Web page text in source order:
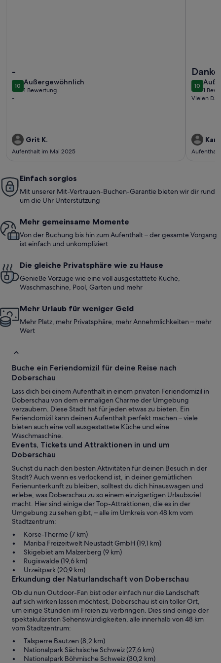
-
1010 von 10
Außergewöhnlich
außergewöhnlich
1 Bewertung
(1
-
Grit K.
Aufenthalt im Mai 2025
Danke
1010 von
1
(1
Vielen
Einfach sorglos
Mit unserer Mit-Vertrauen-Buchen-Garantie bieten wir dir rund
um die Uhr Unterstützung
Mehr gemeinsame Momente
Von der Buchung bis hin zum Aufenthalt – der gesamte Vorgang
ist einfach und unkompliziert
Die gleiche Privatsphäre wie zu Hause
Genieße Vorzüge wie eine voll ausgestattete Küche,
Waschmaschine, Pool, Garten und mehr
Mehr Urlaub für weniger Geld
Mehr Platz, mehr Privatsphäre, mehr Annehmlichkeiten – mehr
Wert
Buche ein Feriendomizil für deine Reise nach
Doberschau
Lass dich bei einem Aufenthalt in einem privaten Feriendomizil in
Doberschau von dem einmaligen Charme der Umgebung
verzaubern. Diese Stadt hat für jeden etwas zu bieten. Ein
Feriendomizil kann deinen Aufenthalt perfekt machen – viele
bieten auch eine voll ausgestattete Küche und eine
Waschmaschine.
Events, Tickets und Attraktionen in und um
Doberschau
Suchst du nach den besten Aktivitäten für deinen Besuch in der
Stadt? Auch wenn es verlockend ist, in deiner gemütlichen
Ferienunterkunft zu bleiben, solltest du dich hinauswagen und
erlebe, was Doberschau zu so einem einzigartigen Urlaubsziel
macht. Hier sind einige der Top-Attraktionen, die es in der
Umgebung zu sehen gibt, – alle im Umkreis von 48 km vom
Stadtzentrum:
Körse-Therme (7 km)
Mariba Freizeitwelt Neustadt GmbH (19,1 km)
Skigebiet am Malzerberg (9 km)
Rugiswalde (19,6 km)
Urzeitpark (20,9 km)
Erkundung der Naturlandschaft von Doberschau
Ob du nun Outdoor-Fan bist oder einfach nur die Landschaft
auf sich wirken lassen möchtest, Doberschau ist ein toller Ort,
um einige Stunden im Freien zu verbringen. Dies sind einige der
spektakulärsten Sehenswürdigkeiten, alle innerhalb von 48 km
vom Stadtzentrum:
Talsperre Bautzen (8,2 km)
Nationalpark Sächsische Schweiz (27,6 km)
Nationalpark Böhmische Schweiz (30,2 km)